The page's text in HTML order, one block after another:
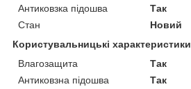
Антиковзка підошва
Так
Стан
Новий
Користувальницькі характеристики
Влагозащита
Так
Антиковзна підошва
Так